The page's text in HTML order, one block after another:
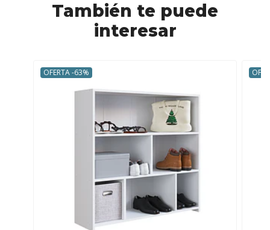
También te puede
interesar
OFERTA -63%